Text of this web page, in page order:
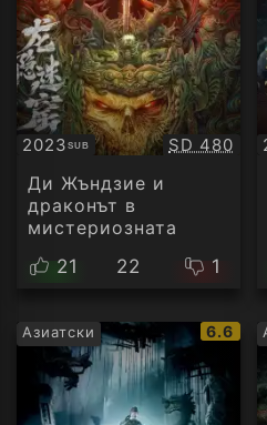
2023SUB
Субтитри Качество:
SD 480
Ди Жъндзие и
драконът в
мистериозната
21 22 1
Азиатски
IMDb
6.6